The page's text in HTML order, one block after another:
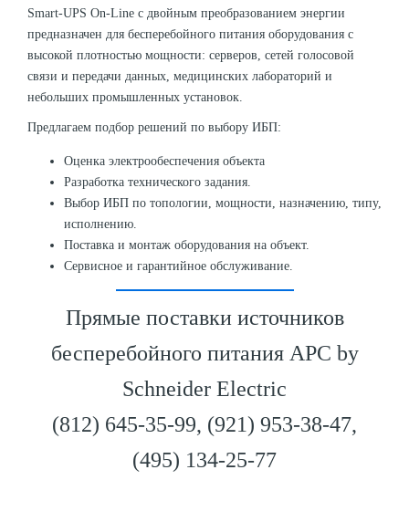
Smart-UPS On-Line с двойным преобразованием энергии
предназначен для бесперебойного питания оборудования с
высокой плотностью мощности: серверов, сетей голосовой
связи и передачи данных, медицинских лабораторий и
небольших промышленных установок.
Предлагаем подбор решений по выбору ИБП:
Оценка электрообеспечения объекта
Разработка технического задания.
Выбор ИБП по топологии, мощности, назначению, типу,
исполнению.
Поставка и монтаж оборудования на объект.
Сервисное и гарантийное обслуживание.
Прямые поставки источников
бесперебойного питания APC by
Schneider Electric
(812) 645-35-99, (921) 953-38-47,
(495) 134-25-77